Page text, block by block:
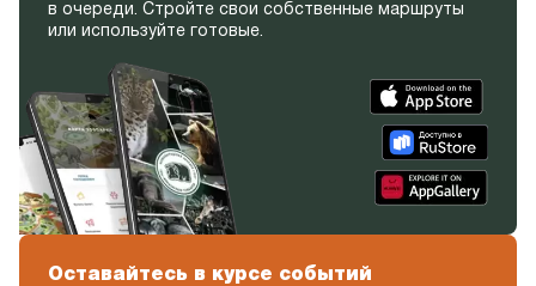
в очереди. Стройте свои собственные маршруты
или используйте готовые.
Оставайтесь в курсе событий